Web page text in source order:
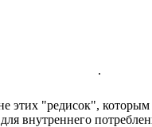
.
этих "редисок",
внутреннего